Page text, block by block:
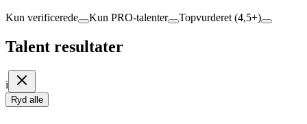
Kun verificerede Kun PRO-talenter Topvurderet (4,5+)
Talent resultater
i
Ryd alle